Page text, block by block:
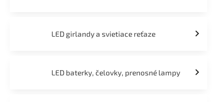
LED girlandy a svietiace reťaze
LED baterky, čelovky, prenosné lampy